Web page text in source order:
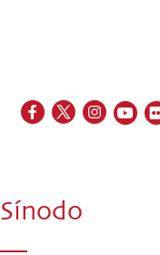
Sínodo